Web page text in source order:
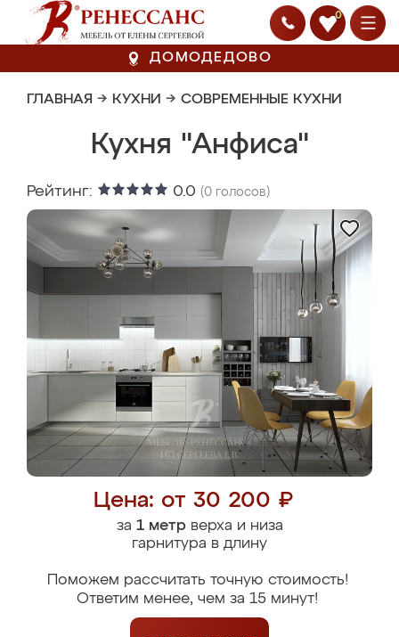
0
ДОМОДЕДОВО
ГЛАВНАЯ → КУХНИ → СОВРЕМЕННЫЕ КУХНИ
Кухня "Анфиса"
Рейтинг: 0.0 (0 голосов)
Цена: от 30 200 ₽
за 1 метрверха и низа
гарнитура в длину
Поможем рассчитать точную стоимость!
Ответим менее, чем за 15 минут!